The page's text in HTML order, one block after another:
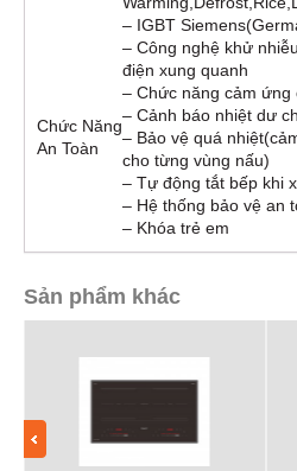
– IGBT
Chức Năng
An Toàn
– Công nghệ khử
điện xung quanh
– Chức năng cảm ứng
– Cảnh báo nhiệt dư
– Bảo vệ quá
cho từng vùng nấu)
– Tự động tắt bếp khi
– Hệ thống bảo vệ an
– Khóa trẻ em
Sản phẩm khác